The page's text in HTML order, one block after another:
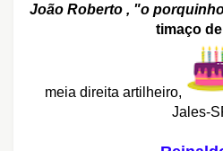
João Roberto , "o
timaço
meia direita artilheiro,
Jales-